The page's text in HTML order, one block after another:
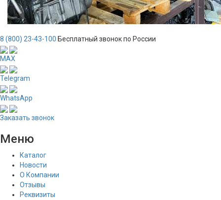
8 (800) 23-43-100 Бесплатный звонок по России
MAX
Telegram
WhatsApp
Заказать звонок
Меню
Каталог
Новости
О Компании
Отзывы
Реквизиты